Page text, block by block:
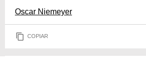
Oscar Niemeyer
COPIAR